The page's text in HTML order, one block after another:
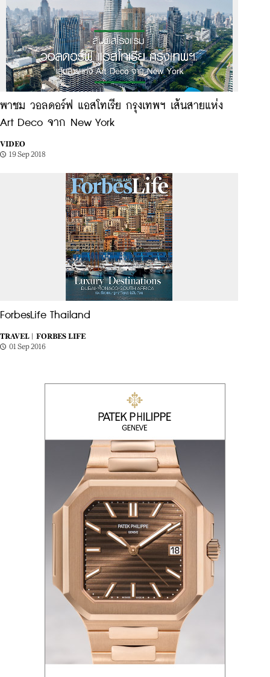
พาชม วอลดอร์ฟ แอสโทเรีย กรุงเทพฯ เส้นสายแห่ง
Art Deco จาก New York
VIDEO
19 Sep 2018
ForbesLife Thailand
TRAVEL |
FORBES LIFE
01 Sep 2016